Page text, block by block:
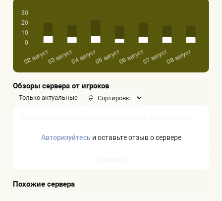
Обзоры сервера от игроков
Только актуальные
Авторизуйтесьи оставьте отзыв о сервере
Похожие сервера